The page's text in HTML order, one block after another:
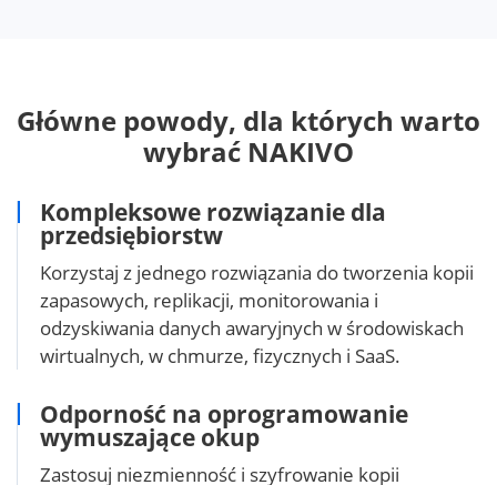
Główne powody, dla których warto
wybrać NAKIVO
Kompleksowe rozwiązanie dla
przedsiębiorstw
Korzystaj z jednego rozwiązania do tworzenia kopii
zapasowych, replikacji, monitorowania i
odzyskiwania danych awaryjnych w środowiskach
wirtualnych, w chmurze, fizycznych i SaaS.
Odporność na oprogramowanie
wymuszające okup
Zastosuj niezmienność i szyfrowanie kopii